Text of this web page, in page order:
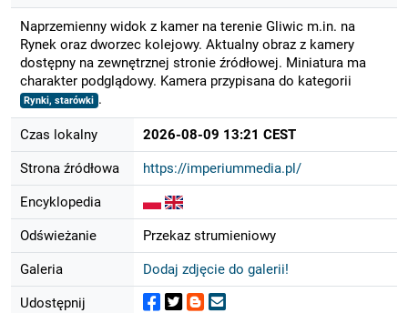
Naprzemienny widok z kamer na terenie Gliwic m.in. na
Rynek oraz dworzec kolejowy. Aktualny obraz z kamery
dostępny na zewnętrznej stronie źródłowej. Miniatura ma
charakter podglądowy. Kamera przypisana do kategorii
Rynki, starówki .
Czas lokalny 2026-08-09 13:21 CEST
Strona źródłowa https://imperiummedia.pl/
Encyklopedia
Odświeżanie Przekaz strumieniowy
Galeria Dodaj zdjęcie do galerii!
Udostępnij